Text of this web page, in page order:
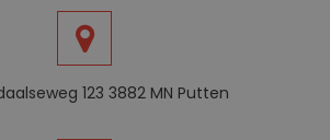
123 3882 MN Putten